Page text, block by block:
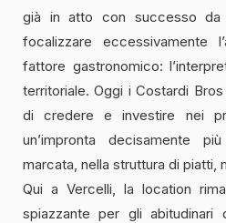
già in atto con successo da
focalizzare eccessivamente
fattore gastronomico:
territoriale. Oggi i Costardi
di credere e investire nei
un’impronta decisamente
marcata, nella struttura di piatti,
Qui a Vercelli, la location
spiazzante per gli